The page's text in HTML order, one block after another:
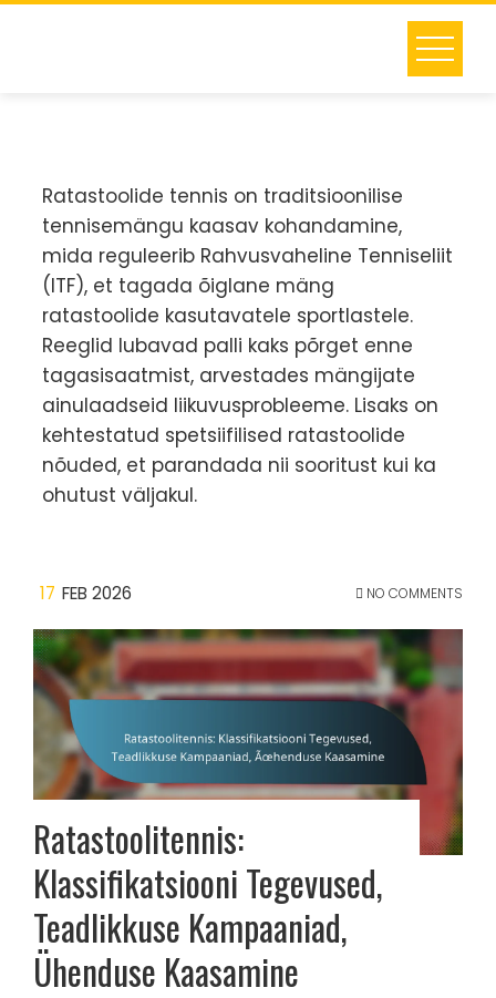
Skip
Ratastoolide tennis on traditsioonilise
tennisemängu kaasav kohandamine,
mida reguleerib Rahvusvaheline Tenniseliit
(ITF), et tagada õiglane mäng
ratastoolide kasutavatele sportlastele.
Reeglid lubavad palli kaks põrget enne
tagasisaatmist, arvestades mängijate
ainulaadseid liikuvusprobleeme. Lisaks on
kehtestatud spetsiifilised ratastoolide
nõuded, et parandada nii sooritust kui ka
ohutust väljakul.
17 FEB 2026 NO COMMENTS
Ratastoolitennis:
Klassifikatsiooni Tegevused,
Teadlikkuse Kampaaniad,
Ühenduse Kaasamine